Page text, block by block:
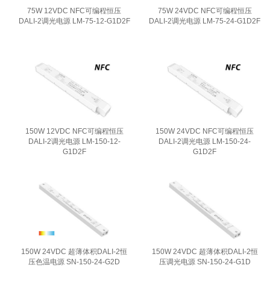
75W 12VDC NFC可编程恒压
DALI-2调光电源 LM-75-12-G1D2F
75W 24VDC NFC可编程恒压
DALI-2调光电源 LM-75-24-G1D2F
150W 12VDC NFC可编程恒压
DALI-2调光电源 LM-150-12-
G1D2F
150W 24VDC NFC可编程恒压
DALI-2调光电源 LM-150-24-
G1D2F
150W 24VDC 超薄体积DALI-2恒
压色温电源 SN-150-24-G2D
150W 24VDC 超薄体积DALI-2恒
压调光电源 SN-150-24-G1D